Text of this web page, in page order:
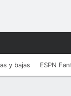
y bajas ESPN